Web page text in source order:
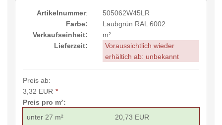
Artikelnummer:
505062W45LR
Farbe:
Laubgrün RAL 6002
Verkaufseinheit:
m²
Lieferzeit:
Voraussichtlich wieder
erhältich ab: unbekannt
Preis ab:
3,32 EUR *
Preis pro m²:
unter 27 m²
20,73 EUR